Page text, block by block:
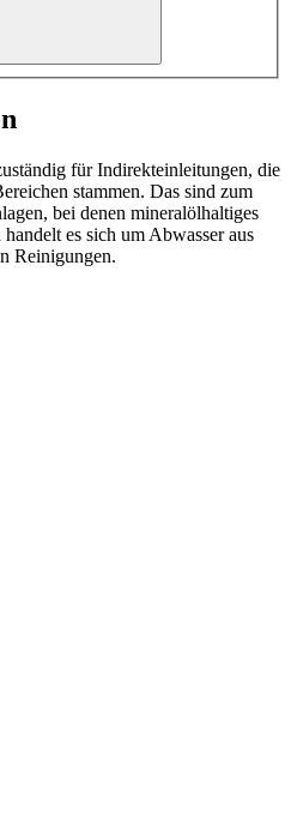
für Indirekteinleitungen, die
stammen. Das sind zum
bei denen mineralölhaltiges
es sich um Abwasser aus
Reinigungen.